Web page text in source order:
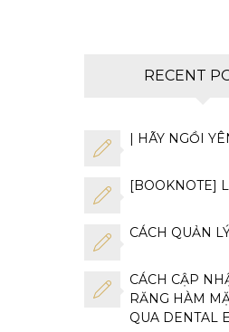
RECENT
| HÃY NGỒI
[BOOKNOTE]
CÁCH QUẢN
CÁCH CẬP
RĂNG HÀM
QUA DENTAL